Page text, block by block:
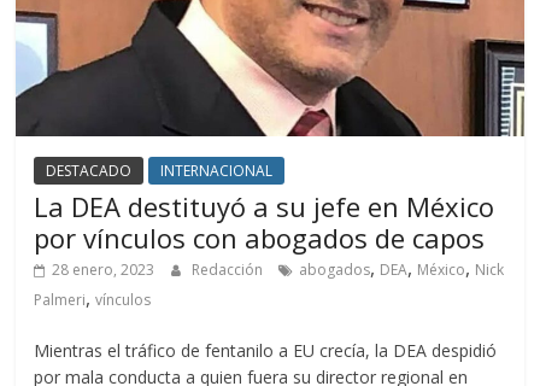
DESTACADO INTERNACIONAL
La DEA destituyó a su jefe en México
por vínculos con abogados de capos
28 enero, 2023 Redacción abogados, DEA, México, Nick
Palmeri,vínculos
Mientras el tráfico de fentanilo a EU crecía, la DEA despidió
por mala conducta a quien fuera su director regional en